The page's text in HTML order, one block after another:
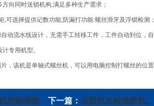
向同时送锁机构,满足多种生产需求；
,可选择提供记数功能,防漏打功能.螺丝滑牙及浮锁检测
动流水线设计，无需手工转移工件，工件自动到位，
专用机型。
，该机是单轴式螺丝机，可以用电脑控制打螺丝的位
控制系统下一篇： 点胶机又称涂胶机